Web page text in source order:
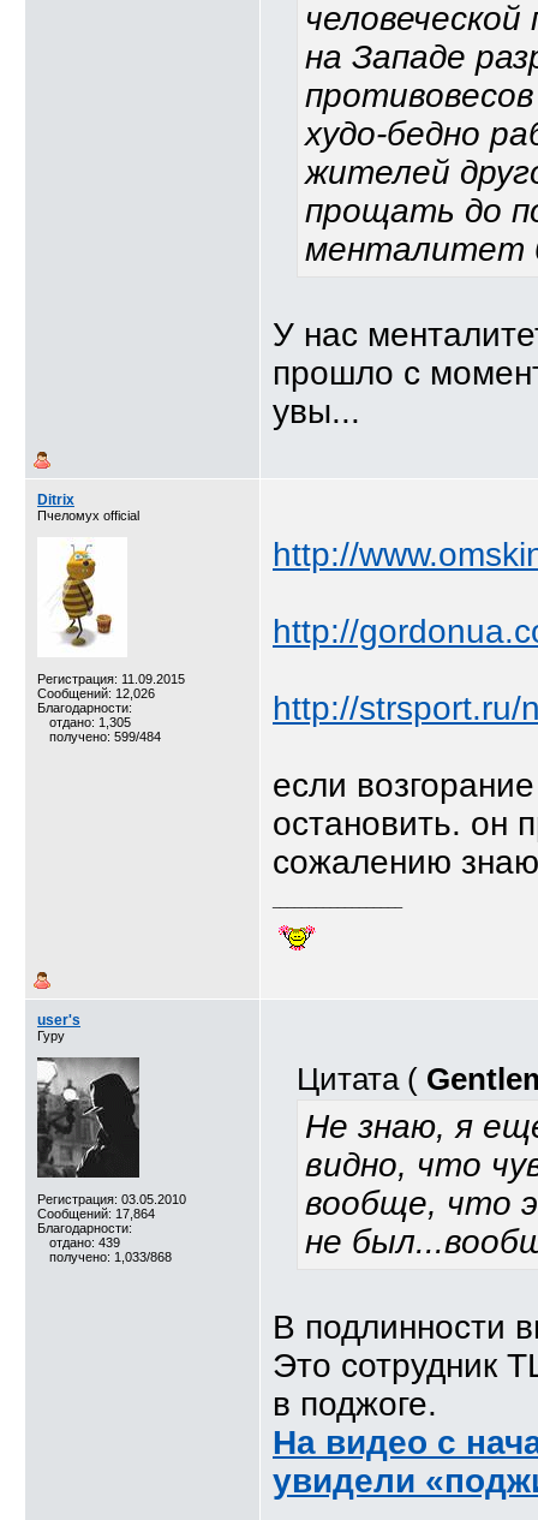
на Западе
худо-бедно
жителей
прощать до
менталитет
У нас
прошло с
увы...
Ditrix
Пчеломух official
Регистрация: 11.09.2015
Сообщений: 12,026
Благодарности:
отдано: 1,305
получено: 599/484
http://
http://
http://strsport.ru/
если
остановить. он
сожалению
user's
Гуру
Регистрация: 03.05.2010
Сообщений: 17,864
Благодарности:
отдано: 439
получено: 1,033/868
Цитата (
Не знаю, я
видно, что
вообще, что
не
В подлинности
Это сотрудник
в поджоге.
На видео с
увидели